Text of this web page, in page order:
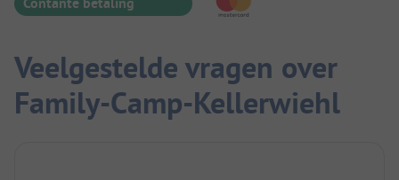
Veelgestelde vragen over
Family-Camp-Kellerwiehl